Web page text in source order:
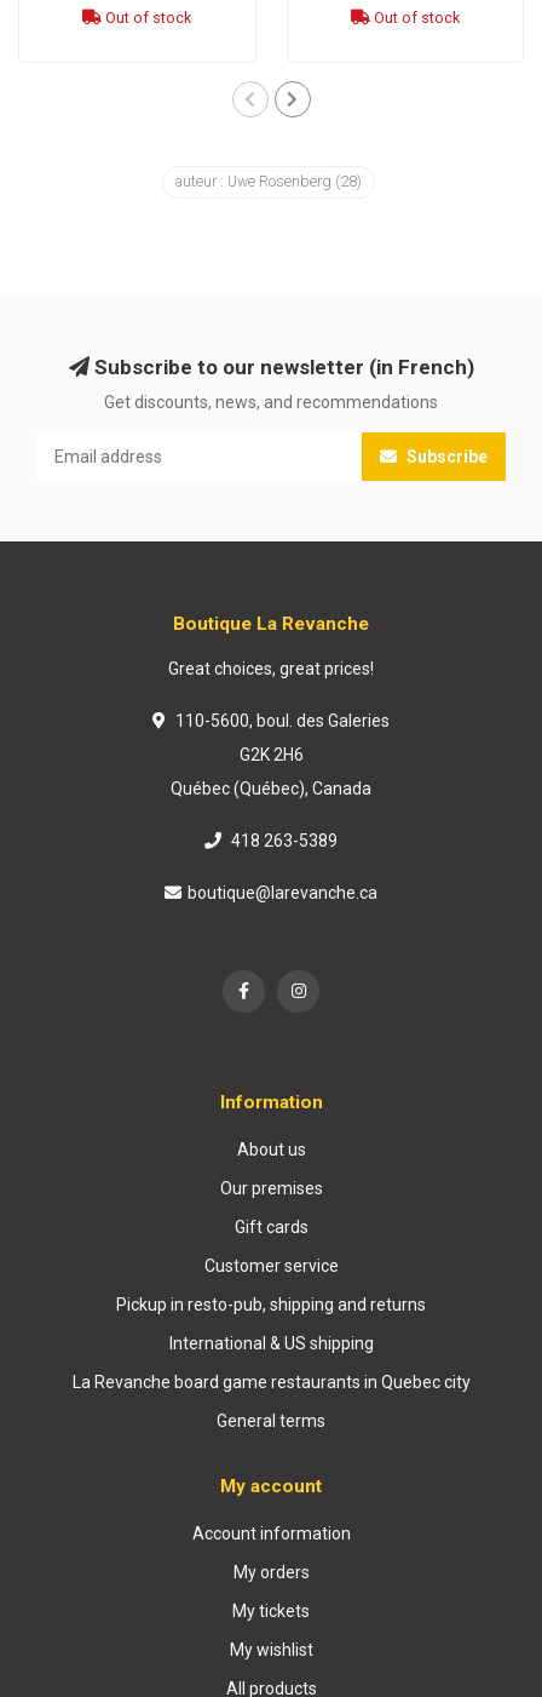
Out of stock Out of stock
auteur : Uwe Rosenberg (28)
Subscribe to our newsletter (in French)
Get discounts, news, and recommendations
Subscribe
Boutique La Revanche
Great choices, great prices!
110-5600, boul. des Galeries
G2K 2H6
Québec (Québec), Canada
418 263-5389
boutique@larevanche.ca
Information
About us
Our premises
Gift cards
Customer service
Pickup in resto-pub, shipping and returns
International & US shipping
La Revanche board game restaurants in Quebec city
General terms
My account
Account information
My orders
My tickets
My wishlist
All products